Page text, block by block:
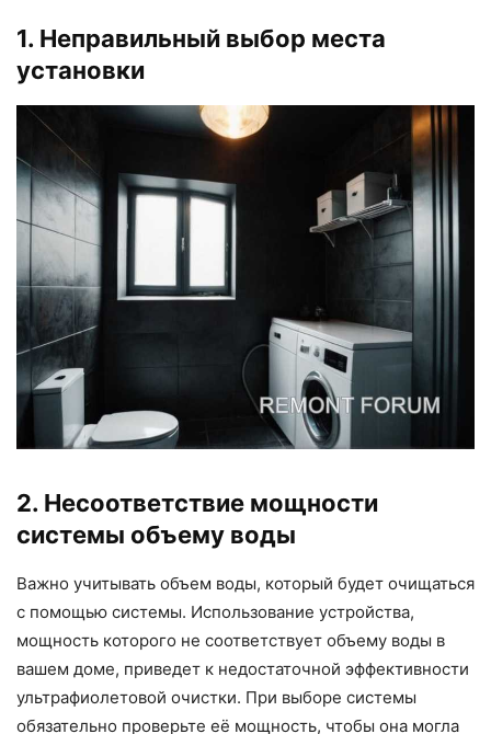
1. Неправильный выбор места
установки
2. Несоответствие мощности
системы объему воды
Важно учитывать объем воды, который будет очищаться
с помощью системы. Использование устройства,
мощность которого не соответствует объему воды в
вашем доме, приведет к недостаточной эффективности
ультрафиолетовой очистки. При выборе системы
обязательно проверьте её мощность, чтобы она могла